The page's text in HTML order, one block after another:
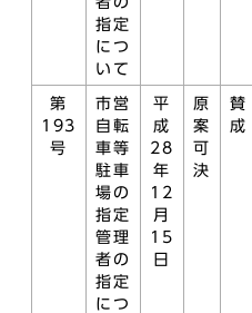
指定
につ
いて
第
193
号
市営
自転
車等
駐車
場の
指定
管理
者の
指定
につ
平
成
28
年
12
月
15
日
原
案
可
決
賛
成